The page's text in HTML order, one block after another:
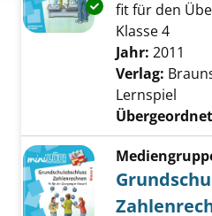
Exemplar-
fit für den
Klasse 4
Suche nach
Jahr: 2011
Verlag:
Lernspiel